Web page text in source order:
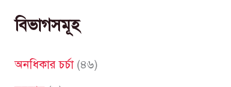
a
c
বিভাগসমূহ
অনধিকার চর্চা(৪৬)